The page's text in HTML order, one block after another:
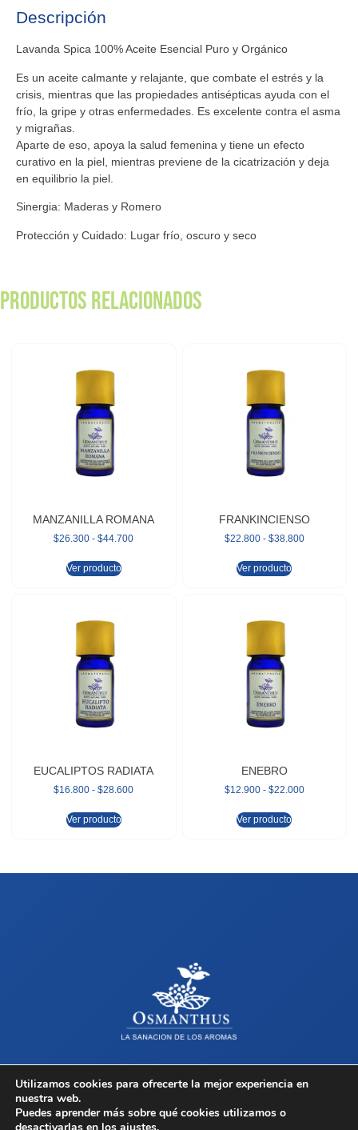
Descripción
Lavanda Spica 100% Aceite Esencial Puro y Orgánico
Es un aceite calmante y relajante, que combate el estrés y la
crisis, mientras que las propiedades antisépticas ayuda con el
frío, la gripe y otras enfermedades. Es excelente contra el asma
y migrañas.
Aparte de eso, apoya la salud femenina y tiene un efecto
curativo en la piel, mientras previene de la cicatrización y deja
en equilibrio la piel.
Sinergia: Maderas y Romero
Protección y Cuidado: Lugar frío, oscuro y seco
Productos relacionados
MANZANILLA ROMANA
$26.300 - $44.700
Ver producto
FRANKINCIENSO
$22.800 - $38.800
Ver producto
EUCALIPTOS RADIATA
$16.800 - $28.600
Ver producto
ENEBRO
$12.900 - $22.000
Ver producto
Sobre OsmanthusTiendaContactoTérminos y Condiciones
Copyright © 2026 Osmanthus, Todos los derechos reservados.
Utilizamos cookies para ofrecerte la mejor experiencia en
nuestra web.
Puedes aprender más sobre qué cookies utilizamos o